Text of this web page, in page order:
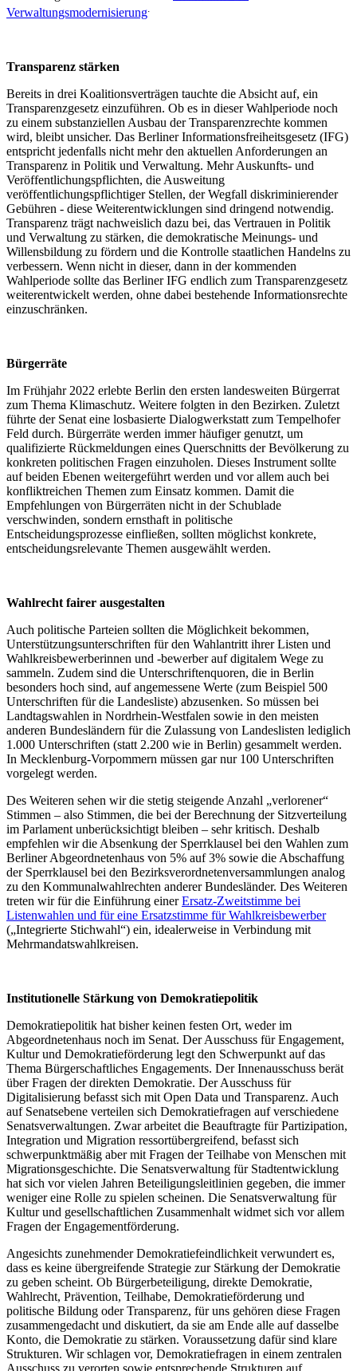
Verwaltungsmodernisierung.
Transparenz stärken
Bereits in drei Koalitionsverträgen tauchte die Absicht auf, ein
Transparenzgesetz einzuführen. Ob es in dieser Wahlperiode noch
zu einem substanziellen Ausbau der Transparenzrechte kommen
wird, bleibt unsicher. Das Berliner Informationsfreiheitsgesetz (IFG)
entspricht jedenfalls nicht mehr den aktuellen Anforderungen an
Transparenz in Politik und Verwaltung. Mehr Auskunfts- und
Veröffentlichungspflichten, die Ausweitung
veröffentlichungspflichtiger Stellen, der Wegfall diskriminierender
Gebühren - diese Weiterentwicklungen sind dringend notwendig.
Transparenz trägt nachweislich dazu bei, das Vertrauen in Politik
und Verwaltung zu stärken, die demokratische Meinungs- und
Willensbildung zu fördern und die Kontrolle staatlichen Handelns zu
verbessern. Wenn nicht in dieser, dann in der kommenden
Wahlperiode sollte das Berliner IFG endlich zum Transparenzgesetz
weiterentwickelt werden, ohne dabei bestehende Informationsrechte
einzuschränken.
Bürgerräte
Im Frühjahr 2022 erlebte Berlin den ersten landesweiten Bürgerrat
zum Thema Klimaschutz. Weitere folgten in den Bezirken. Zuletzt
führte der Senat eine losbasierte Dialogwerkstatt zum Tempelhofer
Feld durch. Bürgerräte werden immer häufiger genutzt, um
qualifizierte Rückmeldungen eines Querschnitts der Bevölkerung zu
konkreten politischen Fragen einzuholen. Dieses Instrument sollte
auf beiden Ebenen weitergeführt werden und vor allem auch bei
konfliktreichen Themen zum Einsatz kommen. Damit die
Empfehlungen von Bürgerräten nicht in der Schublade
verschwinden, sondern ernsthaft in politische
Entscheidungsprozesse einfließen, sollten möglichst konkrete,
entscheidungsrelevante Themen ausgewählt werden.
Wahlrecht fairer ausgestalten
Auch politische Parteien sollten die Möglichkeit bekommen,
Unterstützungsunterschriften für den Wahlantritt ihrer Listen und
Wahlkreisbewerberinnen und -bewerber auf digitalem Wege zu
sammeln. Zudem sind die Unterschriftenquoren, die in Berlin
besonders hoch sind, auf angemessene Werte (zum Beispiel 500
Unterschriften für die Landesliste) abzusenken. So müssen bei
Landtagswahlen in Nordrhein-Westfalen sowie in den meisten
anderen Bundesländern für die Zulassung von Landeslisten lediglich
1.000 Unterschriften (statt 2.200 wie in Berlin) gesammelt werden.
In Mecklenburg-Vorpommern müssen gar nur 100 Unterschriften
vorgelegt werden.
Des Weiteren sehen wir die stetig steigende Anzahl „verlorener“
Stimmen – also Stimmen, die bei der Berechnung der Sitzverteilung
im Parlament unberücksichtigt bleiben – sehr kritisch. Deshalb
empfehlen wir die Absenkung der Sperrklausel bei den Wahlen zum
Berliner Abgeordnetenhaus von 5% auf 3% sowie die Abschaffung
der Sperrklausel bei den Bezirksverordnetenversammlungen analog
zu den Kommunalwahlrechten anderer Bundesländer. Des Weiteren
treten wir für die Einführung einerErsatz-Zweitstimme bei
Listenwahlen und für eine Ersatzstimme für Wahlkreisbewerber
(„Integrierte Stichwahl“) ein, idealerweise in Verbindung mit
Mehrmandatswahlkreisen.
Institutionelle Stärkung von Demokratiepolitik
Demokratiepolitik hat bisher keinen festen Ort, weder im
Abgeordnetenhaus noch im Senat. Der Ausschuss für Engagement,
Kultur und Demokratieförderung legt den Schwerpunkt auf das
Thema Bürgerschaftliches Engagements. Der Innenausschuss berät
über Fragen der direkten Demokratie. Der Ausschuss für
Digitalisierung befasst sich mit Open Data und Transparenz. Auch
auf Senatsebene verteilen sich Demokratiefragen auf verschiedene
Senatsverwaltungen. Zwar arbeitet die Beauftragte für Partizipation,
Integration und Migration ressortübergreifend, befasst sich
schwerpunktmäßig aber mit Fragen der Teilhabe von Menschen mit
Migrationsgeschichte. Die Senatsverwaltung für Stadtentwicklung
hat sich vor vielen Jahren Beteiligungsleitlinien gegeben, die immer
weniger eine Rolle zu spielen scheinen. Die Senatsverwaltung für
Kultur und gesellschaftlichen Zusammenhalt widmet sich vor allem
Fragen der Engagementförderung.
Angesichts zunehmender Demokratiefeindlichkeit verwundert es,
dass es keine übergreifende Strategie zur Stärkung der Demokratie
zu geben scheint. Ob Bürgerbeteiligung, direkte Demokratie,
Wahlrecht, Prävention, Teilhabe, Demokratieförderung und
politische Bildung oder Transparenz, für uns gehören diese Fragen
zusammengedacht und diskutiert, da sie am Ende alle auf dasselbe
Konto, die Demokratie zu stärken. Voraussetzung dafür sind klare
Strukturen. Wir schlagen vor, Demokratiefragen in einem zentralen